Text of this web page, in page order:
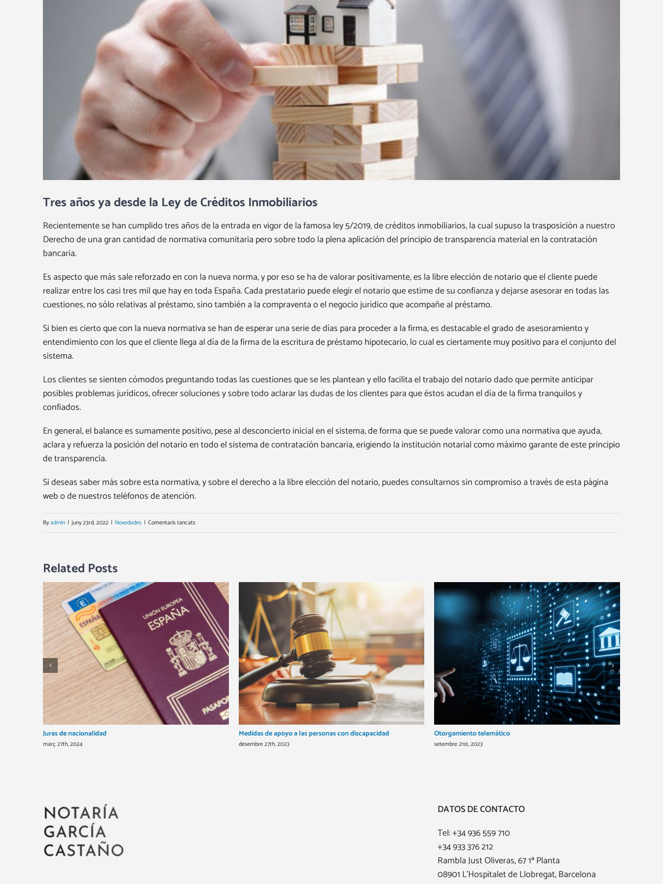
Tres años ya desde la Ley de Créditos Inmobiliarios
Recientemente se han cumplido tres años de la entrada en vigor de la famosa ley 5/2019, de créditos inmobiliarios, la cual supuso la trasposición a nuestro
Derecho de una gran cantidad de normativa comunitaria pero sobre todo la plena aplicación del principio de transparencia material en la contratación
bancaria.
Es aspecto que más sale reforzado en con la nueva norma, y por eso se ha de valorar positivamente, es la libre elección de notario que el cliente puede
realizar entre los casi tres mil que hay en toda España. Cada prestatario puede elegir el notario que estime de su confianza y dejarse asesorar en todas las
cuestiones, no sólo relativas al préstamo, sino también a la compraventa o el negocio jurídico que acompañe al préstamo.
Si bien es cierto que con la nueva normativa se han de esperar una serie de días para proceder a la firma, es destacable el grado de asesoramiento y
entendimiento con los que el cliente llega al día de la firma de la escritura de préstamo hipotecario, lo cual es ciertamente muy positivo para el conjunto del
sistema.
Los clientes se sienten cómodos preguntando todas las cuestiones que se les plantean y ello facilita el trabajo del notario dado que permite anticipar
posibles problemas jurídicos, ofrecer soluciones y sobre todo aclarar las dudas de los clientes para que éstos acudan el día de la firma tranquilos y
confiados.
En general, el balance es sumamente positivo, pese al desconcierto inicial en el sistema, de forma que se puede valorar como una normativa que ayuda,
aclara y refuerza la posición del notario en todo el sistema de contratación bancaria, erigiendo la institución notarial como máximo garante de este principio
de transparencia.
Si deseas saber más sobre esta normativa, y sobre el derecho a la libre elección del notario, puedes consultarnos sin compromiso a través de esta página
web o de nuestros teléfonos de atención.
Byadmin | juny 23rd, 2022 | Novedades | Comentaris tancatsa
la
Ley
Créditos
Inmobiliarios
Related Posts
Juras de nacionalidad
març 27th, 2024
Medidas de apoyo a las personas con discapacidad
desembre 27th, 2023
Otorgamiento telemático
setembre 21st, 2023
DATOS DE CONTACTO
Tel:+34 936 559 710
+34 933 376 212
Rambla Just Oliveras, 67 1ª Planta
08901 L'Hospitalet de Llobregat, Barcelona